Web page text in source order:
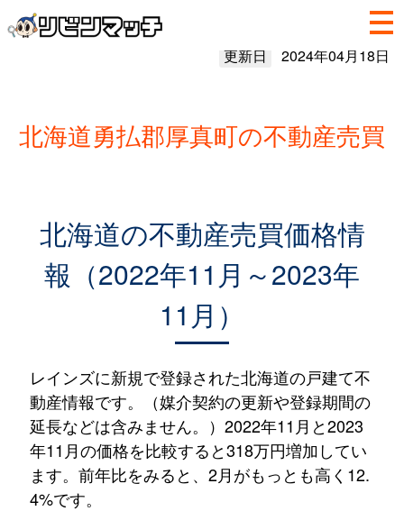
更新日 2024年04月18日
北海道勇払郡厚真町の不動産売買
北海道の不動産売買価格情
報（2022年11月～2023年
11月）
レインズに新規で登録された北海道の戸建て不
動産情報です。（媒介契約の更新や登録期間の
延長などは含みません。）2022年11月と2023
年11月の価格を比較すると318万円増加してい
ます。前年比をみると、2月がもっとも高く12.
4%です。